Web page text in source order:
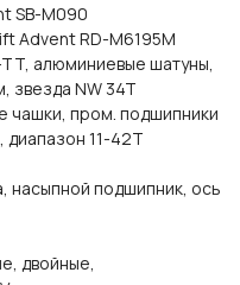
SB-M090
Advent RD-M6195M
алюминиевые шатуны,
звезда NW 34T
чашки, пром. подшипники
11-42T
насыпной подшипник, ось
двойные,